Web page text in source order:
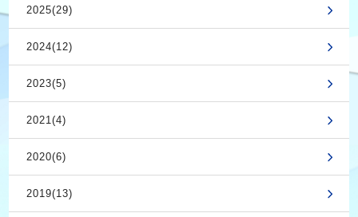
2025(29)
2024(12)
2023(5)
2021(4)
2020(6)
2019(13)